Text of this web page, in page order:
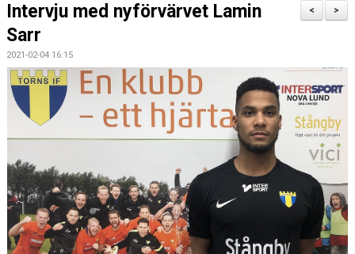
TRUPPEN
BILDGALLERI
ÅRETS TORNARE
>
<
Intervju med nyförvärvet Lamin
Sarr
2021-02-04 16:15